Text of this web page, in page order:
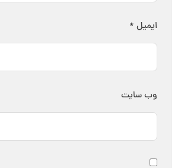
ایمیل *
وب‌ سایت